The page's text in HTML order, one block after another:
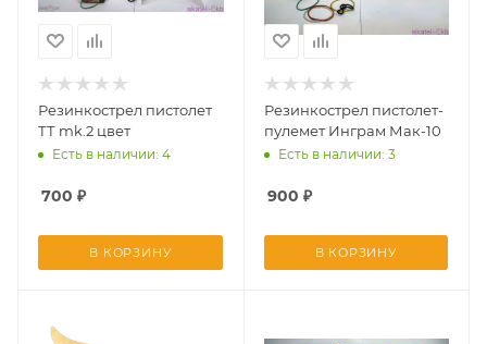
Резинкострел пистолет
ТТ mk.2 цвет
Есть в наличии: 4
700 ₽
В КОРЗИНУ
Резинкострел пистолет-
пулемет Инграм Мак-10
Есть в наличии: 3
900 ₽
В КОРЗИНУ